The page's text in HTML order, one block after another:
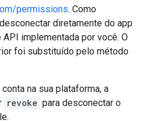
permissions. Como
diretamente do app
API implementada por você. O
foi substituído pelo método
na sua plataforma, a
revoke para desconectar o